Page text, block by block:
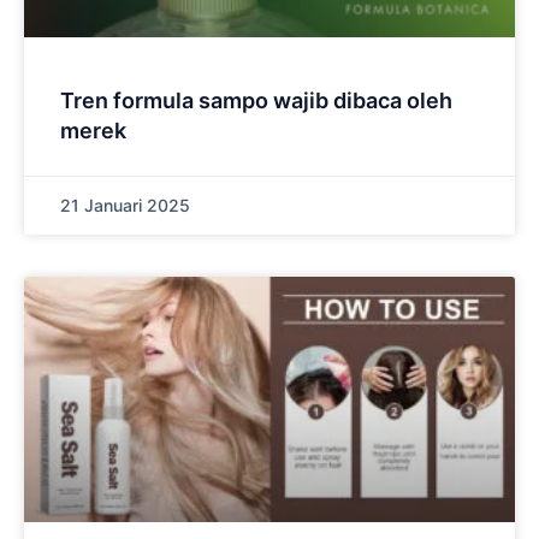
Tren formula sampo wajib dibaca oleh
merek
21 Januari 2025